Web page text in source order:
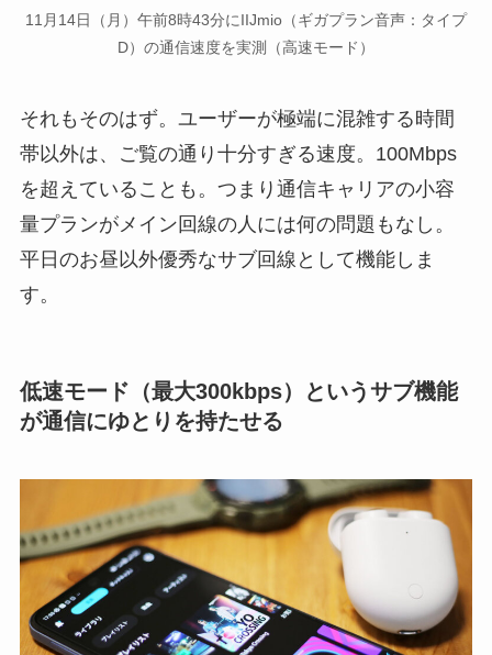
11月14日（月）午前8時43分にIIJmio（ギガプラン音声：タイプ
D）の通信速度を実測（高速モード）
それもそのはず。ユーザーが極端に混雑する時間
帯以外は、ご覧の通り十分すぎる速度。100Mbps
を超えていることも。つまり通信キャリアの小容
量プランがメイン回線の人には何の問題もなし。
平日のお昼以外優秀なサブ回線として機能しま
す。
低速モード（最大300kbps）というサブ機能
が通信にゆとりを持たせる